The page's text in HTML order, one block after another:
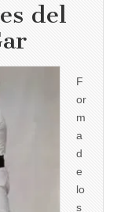
del
F
or
m
a
d
e
lo
s